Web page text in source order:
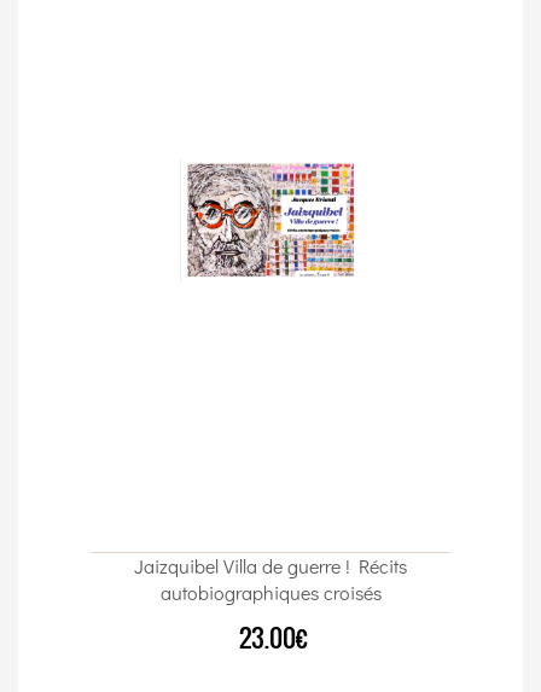
Jaizquibel Villa de guerre ! Récits
autobiographiques croisés
23.00€